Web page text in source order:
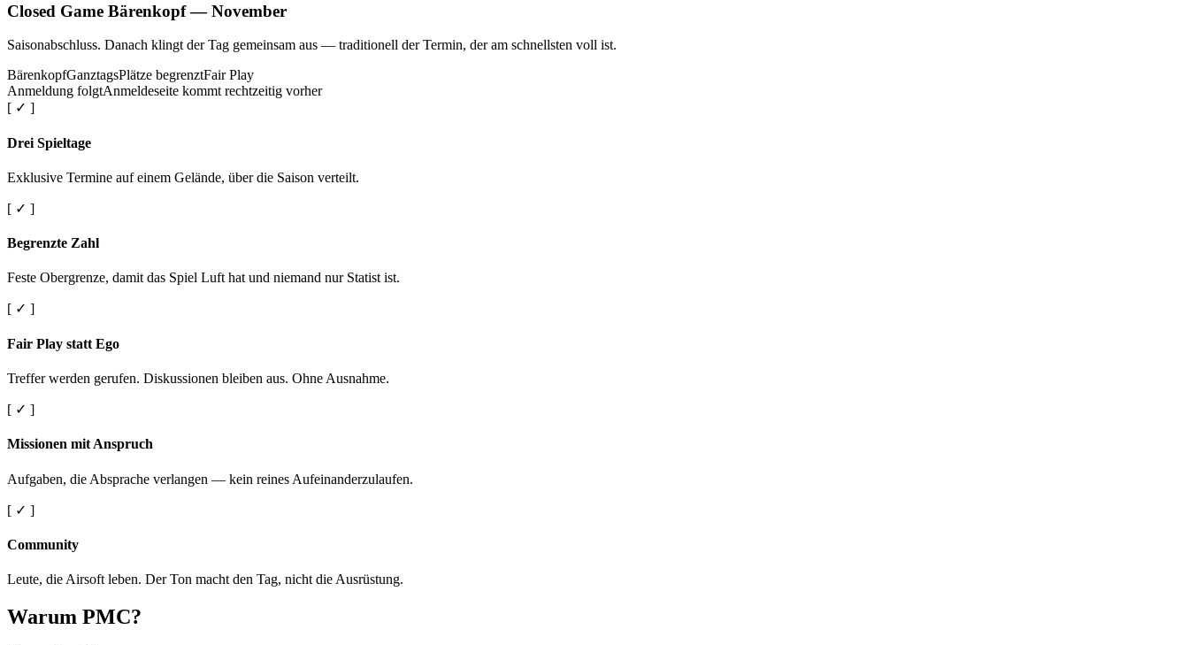
Closed Game Bärenkopf — November
Saisonabschluss. Danach klingt der Tag gemeinsam aus — traditionell der Termin, der am schnellsten voll ist.
BärenkopfGanztagsPlätze begrenztFair Play
Anmeldung folgtAnmeldeseite kommt rechtzeitig vorher
[ ✓ ]
Drei Spieltage
Exklusive Termine auf einem Gelände, über die Saison verteilt.
[ ✓ ]
Begrenzte Zahl
Feste Obergrenze, damit das Spiel Luft hat und niemand nur Statist ist.
[ ✓ ]
Fair Play statt Ego
Treffer werden gerufen. Diskussionen bleiben aus. Ohne Ausnahme.
[ ✓ ]
Missionen mit Anspruch
Aufgaben, die Absprache verlangen — kein reines Aufeinanderzulaufen.
[ ✓ ]
Community
Leute, die Airsoft leben. Der Ton macht den Tag, nicht die Ausrüstung.
Warum PMC?